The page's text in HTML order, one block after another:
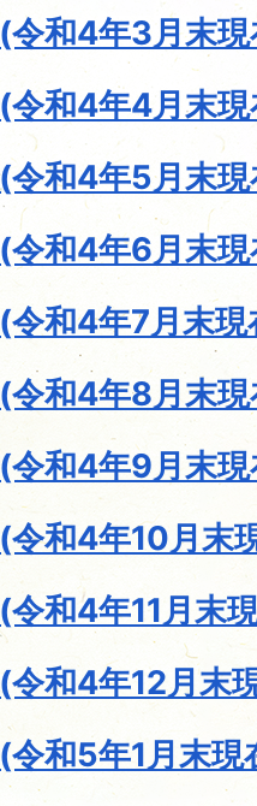
令和4年3月末
令和4年4月末
令和4年5月末
令和4年6月末
令和4年7月末現
令和4年8月末
令和4年9月末
令和4年10月末
和4年11月末
令和4年12月末
和5年1月末現